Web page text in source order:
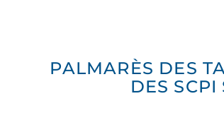
PALMARÈS DES
DES SCPI